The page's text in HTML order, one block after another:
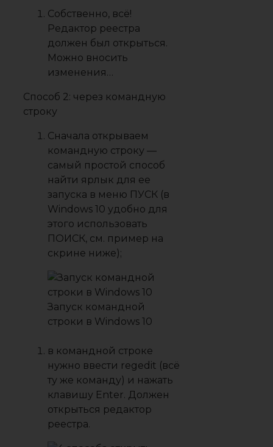
Собственно, всё!
Редактор реестра
должен был открыться.
Можно вносить
изменения…
Способ 2: через командную
строку
Сначала открываем
командную строку —
самый простой способ
найти ярлык для ее
запуска в меню ПУСК (в
Windows 10 удобно для
этого использовать
ПОИСК, см. пример на
скрине ниже);
Запуск командной
строки в Windows 10
в командной строке
нужно ввести regedit (всё
ту же команду) и нажать
клавишу Enter. Должен
открыться редактор
реестра.